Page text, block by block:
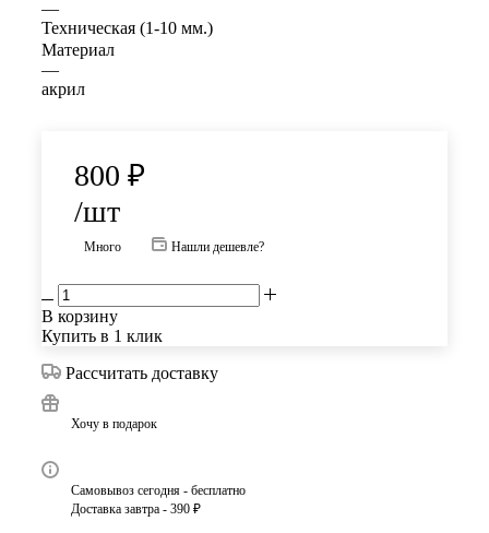
—
Техническая (1-10 мм.)
Материал
—
акрил
800 ₽
/шт
Много Нашли дешевле?
В корзину
Купить в 1 клик
Рассчитать доставку
Хочу в подарок
Самовывоз сегодня - бесплатно
Доставка завтра - 390 ₽